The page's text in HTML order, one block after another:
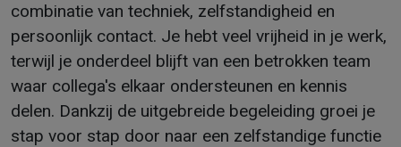
combinatie van techniek, zelfstandigheid en
persoonlijk contact. Je hebt veel vrijheid in je werk,
terwijl je onderdeel blijft van een betrokken team
waar collega's elkaar ondersteunen en kennis
delen. Dankzij de uitgebreide begeleiding groei je
stap voor stap door naar een zelfstandige functie